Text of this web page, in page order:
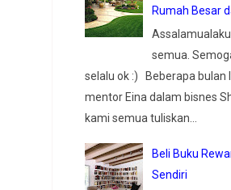
Rumah Besar
semua.
selalu ok :) Beberapa bulan
mentor Eina dalam bisnes
kami semua tuliskan...
Beli Buku
Sendiri